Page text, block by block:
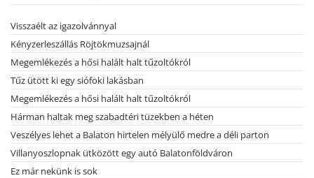
Visszaélt az igazolvánnyal
Kényzerleszállás Röjtökmuzsajnál
Megemlékezés a hősi halált halt tűzoltókról
Tűz ütött ki egy siófoki lakásban
Megemlékezés a hősi halált halt tűzoltókról
Hárman haltak meg szabadtéri tüzekben a héten
Veszélyes lehet a Balaton hirtelen mélyülő medre a déli parton
Villanyoszlopnak ütközött egy autó Balatonföldváron
Ez már nekünk is sok